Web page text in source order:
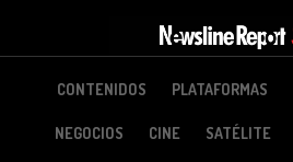
CONTENIDOS PLATAFORMAS
NEGOCIOS CINE SATÉLITE